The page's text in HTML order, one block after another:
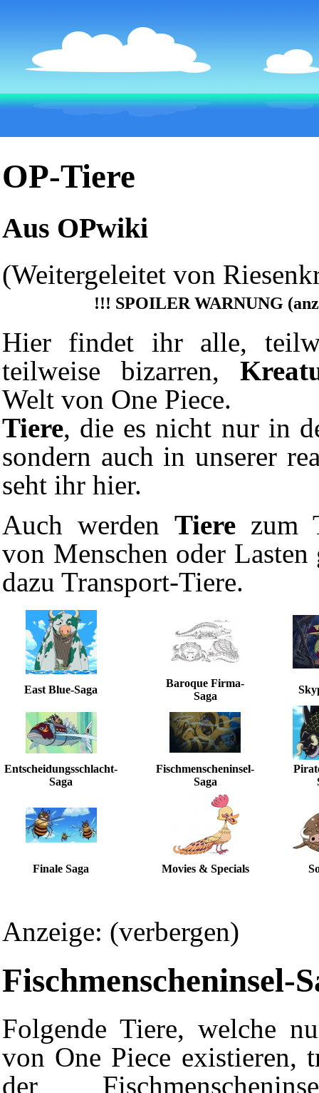
OP-Tiere
Aus OPwiki
(Weitergeleitet von
!!! SPOILER WARNUNG
Hier findet ihr alle,
teilweise bizarren,
Welt von One Piece.
Tiere, die es nicht nur in
sondern auch in unserer
seht ihr hier.
Auch werden Tiere zum
von Menschen oder Lasten
dazu Transport-Tiere.
East Blue-Saga
Baroque Firma-
Saga
Entscheidungsschlacht-
Saga
Fischmenscheninsel-
Saga
Finale Saga Movies & Specials
Anzeige: (verbergen)
Fischmenscheninsel-
Folgende Tiere, welche
von One Piece existieren,
der